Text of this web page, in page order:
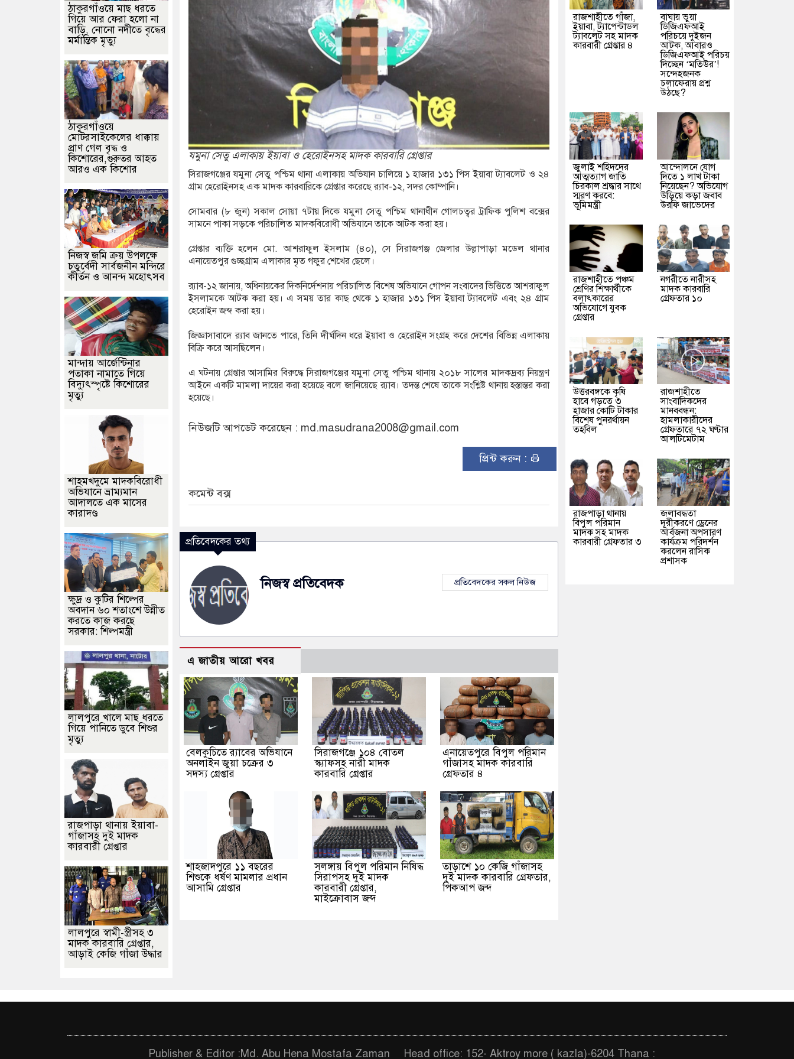
যমুনা সেতু এলাকায় ইয়াবা ও হেরোইনসহ মাদক কারবারি গ্রেপ্তার
সিরাজগঞ্জের যমুনা সেতু পশ্চিম থানা এলাকায় অভিযান চালিয়ে ১ হাজার ১৩১ পিস ইয়াবা ট্যাবলেট ও ২৪
গ্রাম হেরোইনসহ এক মাদক কারবারিকে গ্রেপ্তার করেছে র‌্যাব-১২, সদর কোম্পানি।
সোমবার (৮ জুন) সকাল সোয়া ৭টায় দিকে যমুনা সেতু পশ্চিম থানাধীন গোলচত্বর ট্রাফিক পুলিশ বক্সের
সামনে পাকা সড়কে পরিচালিত মাদকবিরোধী অভিযানে তাকে আটক করা হয়।
গ্রেপ্তার ব্যক্তি হলেন মো. আশরাফুল ইসলাম (৪০), সে সিরাজগঞ্জ জেলার উল্লাপাড়া মডেল থানার
এনায়েতপুর গুচ্ছগ্রাম এলাকার মৃত গফুর শেখের ছেলে।
র‌্যাব-১২ জানায়, অধিনায়কের দিকনির্দেশনায় পরিচালিত বিশেষ অভিযানে গোপন সংবাদের ভিত্তিতে আশরাফুল
ইসলামকে আটক করা হয়। এ সময় তার কাছ থেকে ১ হাজার ১৩১ পিস ইয়াবা ট্যাবলেট এবং ২৪ গ্রাম
হেরোইন জব্দ করা হয়।
জিজ্ঞাসাবাদে র‌্যাব জানতে পারে, তিনি দীর্ঘদিন ধরে ইয়াবা ও হেরোইন সংগ্রহ করে দেশের বিভিন্ন এলাকায়
বিক্রি করে আসছিলেন।
এ ঘটনায় গ্রেপ্তার আসামির বিরুদ্ধে সিরাজগঞ্জের যমুনা সেতু পশ্চিম থানায় ২০১৮ সালের মাদকদ্রব্য নিয়ন্ত্রণ
আইনে একটি মামলা দায়ের করা হয়েছে বলে জানিয়েছে র‌্যাব। তদন্ত শেষে তাকে সংশ্লিষ্ট থানায় হস্তান্তর করা
হয়েছে।
নিউজটি আপডেট করেছেন : md.masudrana2008@gmail.com
প্রিন্ট করুন :
কমেন্ট বক্স
প্রতিবেদকের তথ্য
নিজস্ব প্রতিবেদক প্রতিবেদকের সকল নিউজ
এ জাতীয় আরো খবর
বেলকুচিতে র‌্যাবের অভিযানে
অনলাইন জুয়া চক্রের ৩
সদস্য গ্রেপ্তার
সিরাজগঞ্জে ১০৪ বোতল
স্ক্যাফসহ নারী মাদক
কারবারি গ্রেপ্তার
এনায়েতপুরে বিপুল পরিমান
গাঁজাসহ মাদক কারবারি
গ্রেফতার ৪
শাহজাদপুরে ১১ বছরের
শিশুকে ধর্ষণ মামলার প্রধান
আসামি গ্রেপ্তার
সলঙ্গায় বিপুল পরিমান নিষিদ্ধ
সিরাপসহ দুই মাদক
কারবারী গ্রেপ্তার,
মাইক্রোবাস জব্দ
তাড়াশে ১০ কেজি গাঁজাসহ
দুই মাদক কারবারি গ্রেফতার,
পিকআপ জব্দ
ঠাকুরগাঁওয়ে মাছ ধরতে
গিয়ে আর ফেরা হলো না
বাড়ি, নোনো নদীতে বৃদ্ধের
মর্মান্তিক মৃত্যু
ঠাকুরগাঁওয়ে
মোটরসাইকেলের ধাক্কায়
প্রাণ গেল বৃদ্ধ ও
কিশোরের,গুরুতর আহত
আরও এক কিশোর
নিজস্ব জমি ক্রয় উপলক্ষে
চতুর্বেদী সার্বজনীন মন্দিরে
কীর্তন ও আনন্দ মহোৎসব
মান্দায় আর্জেন্টিনার
পতাকা নামাতে গিয়ে
বিদ্যুৎস্পৃষ্টে কিশোরের
মৃত্যু
শাহমখদুমে মাদকবিরোধী
অভিযানে ভ্রাম্যমান
আদালতে এক মাসের
কারাদণ্ড
ক্ষুদ্র ও কুটির শিল্পের
অবদান ৬০ শতাংশে উন্নীত
করতে কাজ করছে
সরকার: শিল্পমন্ত্রী
লালপুরে খালে মাছ ধরতে
গিয়ে পানিতে ডুবে শিশুর
মৃত্যু
রাজপাড়া থানায় ইয়াবা-
গাঁজাসহ দুই মাদক
কারবারী গ্রেপ্তার
লালপুরে স্বামী-স্ত্রীসহ ৩
মাদক কারবারি গ্রেপ্তার,
আড়াই কেজি গাঁজা উদ্ধার
রাজশাহীতে গাঁজা,
ইয়াবা, ট্যাপেন্টাডল
ট্যাবলেট সহ মাদক
কারবারী গ্রেপ্তার ৪
বাঘায় ভুয়া
ডিজিএফআই
পরিচয়ে দুইজন
আটক, আবারও
ডিজিএফআই পরিচয়
দিচ্ছেন ‘মতিউর’!
সন্দেহজনক
চলাফেরায় প্রশ্ন
উঠছে?
জুলাই শহিদদের
আত্মত্যাগ জাতি
চিরকাল শ্রদ্ধার সাথে
স্মরণ করবে:
ভূমিমন্ত্রী
আন্দোলনে যোগ
দিতে ১ লাখ টাকা
নিয়েছেন? অভিযোগ
উড়িয়ে কড়া জবাব
উরফি জাভেদের
রাজশাহীতে পঞ্চম
শ্রেণির শিক্ষার্থীকে
বলাৎকারের
অভিযোগে যুবক
গ্রেপ্তার
নগরীতে নারীসহ
মাদক কারবারি
গ্রেফতার ১০
উত্তরবঙ্গকে কৃষি
হাবে গড়তে ৩
হাজার কোটি টাকার
বিশেষ পুনরর্থায়ন
তহবিল
রাজশাহীতে
সাংবাদিকদের
মানববন্ধন:
হামলাকারীদের
গ্রেফতারে ৭২ ঘণ্টার
আলটিমেটাম
রাজপাড়া থানায়
বিপুল পরিমান
মাদক সহ মাদক
কারবারী গ্রেফতার ৩
জলাবদ্ধতা
দূরীকরণে ড্রেনের
আর্বজনা অপসারণ
কার্যক্রম পরিদর্শন
করলেন রাসিক
প্রশাসক
Publisher & Editor :Md. Abu Hena Mostafa Zaman Head office: 152- Aktroy more ( kazla)-6204 Thana :